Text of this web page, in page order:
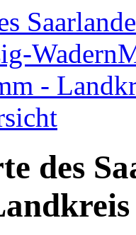
Wadern
-
des